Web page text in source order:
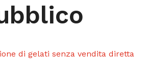
di gelati senza vendita diretta